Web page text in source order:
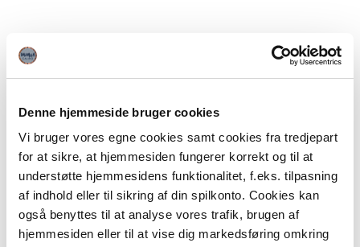
Denne hjemmeside bruger cookies
Vi bruger vores egne cookies samt cookies fra tredjepart
for at sikre, at hjemmesiden fungerer korrekt og til at
understøtte hjemmesidens funktionalitet, f.eks. tilpasning
af indhold eller til sikring af din spilkonto. Cookies kan
også benyttes til at analyse vores trafik, brugen af
hjemmesiden eller til at vise dig markedsføring omkring